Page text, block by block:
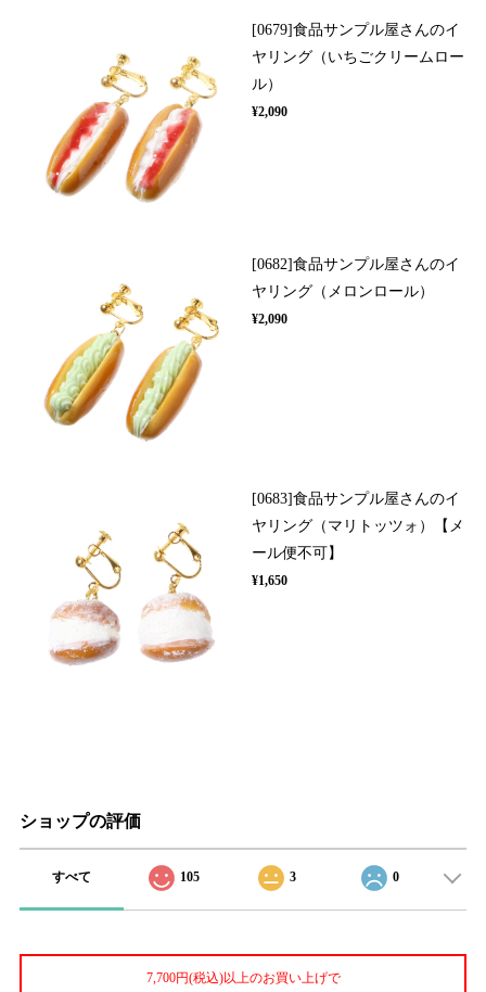
[0679]食品サンプル屋さんのイ
ヤリング（いちごクリームロー
ル）
¥2,090
[0682]食品サンプル屋さんのイ
ヤリング（メロンロール）
¥2,090
[0683]食品サンプル屋さんのイ
ヤリング（マリトッツォ）【メ
ール便不可】
¥1,650
ショップの評価
すべて 105 3 0
7,700円(税込)以上のお買い上げで